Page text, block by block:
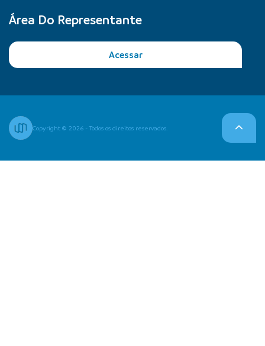
Área Do Representante
Acessar
Copyright © 2026 - Todos os direitos reservados.